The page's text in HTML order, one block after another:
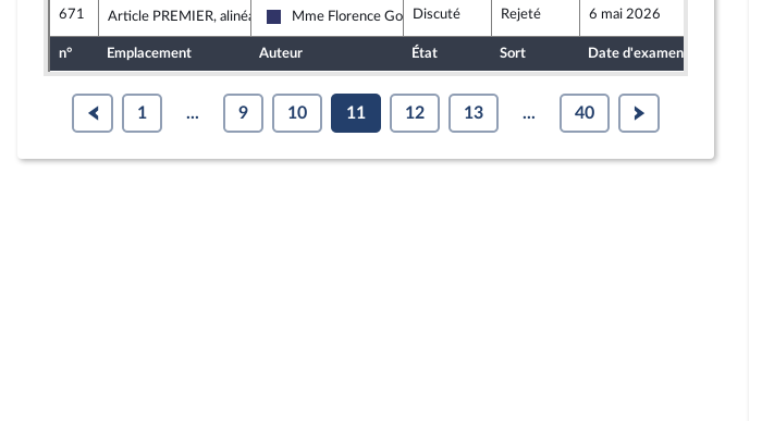
671 Article PREMIER, alinéa 35
Rassemblement National
Mme Florence GouletDiscuté Rejeté 6 mai 2026 29
n° Emplacement Auteur État Sort Date d'examen
1 ... 9 10 11 12 13 ... 40